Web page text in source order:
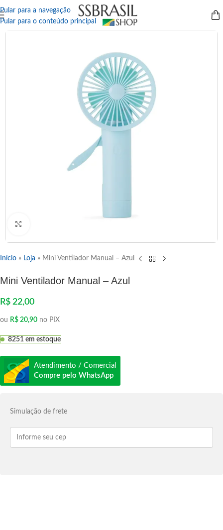
Pular para a navegação
Pular para o conteúdo principal
Início » Loja » Mini Ventilador Manual – Azul
Mini Ventilador Manual – Azul
R$ 22,00
ou R$ 20,90 no PIX
8251 em estoque
Atendimento / Comercial
Compre pelo WhatsApp
Simulação de frete